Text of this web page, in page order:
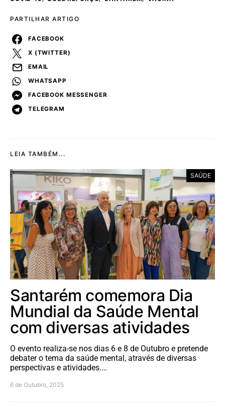
PARTILHAR ARTIGO
FACEBOOK
X (TWITTER)
EMAIL
WHATSAPP
FACEBOOK MESSENGER
TELEGRAM
LEIA TAMBÉM...
SAÚDE
Santarém comemora Dia
Mundial da Saúde Mental
com diversas atividades
O evento realiza-se nos dias 6 e 8 de Outubro e pretende
debater o tema da saúde mental, através de diversas
perspectivas e atividades.…
6 de Outubro, 2025